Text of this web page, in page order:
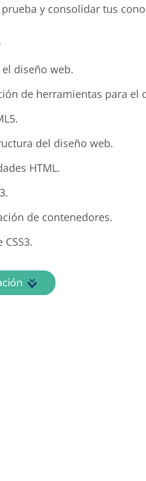
y consolidar tus
diseño web.
de herramientas para el
del diseño web.
HTML.
de contenedores.